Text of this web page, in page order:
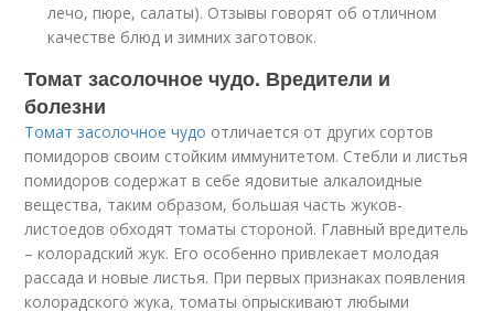
лечо, пюре, салаты). Отзывы говорят об отличном
качестве блюд и зимних заготовок.
Томат засолочное чудо. Вредители и
болезни
Томат засолочное чудо отличается от других сортов
помидоров своим стойким иммунитетом. Стебли и листья
помидоров содержат в себе ядовитые алкалоидные
вещества, таким образом, большая часть жуков-
листоедов обходят томаты стороной. Главный вредитель
– колорадский жук. Его особенно привлекает молодая
рассада и новые листья. При первых признаках появления
колорадского жука, томаты опрыскивают любыми